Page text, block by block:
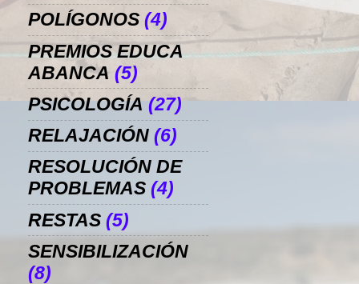
POLÍGONOS (4)
PREMIOS EDUCA
ABANCA (5)
PSICOLOGÍA (27)
RELAJACIÓN (6)
RESOLUCIÓN DE
PROBLEMAS (4)
RESTAS (5)
SENSIBILIZACIÓN
(8)